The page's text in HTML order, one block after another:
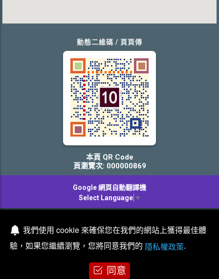
動態二維碼 / 頁頁傳
本頁 QR Code
頁瀏覽次: 000000869
Google 網頁自動翻譯機
Select Language ▼
我們使用 cookie 來確保您在我們的網站上獲得最佳體
驗，如果您繼續瀏覽，您將同意我們的 隱私權政策.
同意